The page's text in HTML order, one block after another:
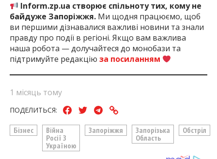
Inform.zp.ua створює спільноту тих, кому не
байдуже Запоріжжя. Ми щодня працюємо, щоб
ви першими дізнавалися важливі новини та знали
правду про події в регіоні. Якщо вам важлива
наша робота — долучайтеся до монобази та
підтримуйте редакцію за посиланням
1 місяць тому
ПОДЕЛИТЬСЯ:
Бізнес
Війна
Росії З
Україною
Запоріжжя
Запорізька
Область
Обстріл